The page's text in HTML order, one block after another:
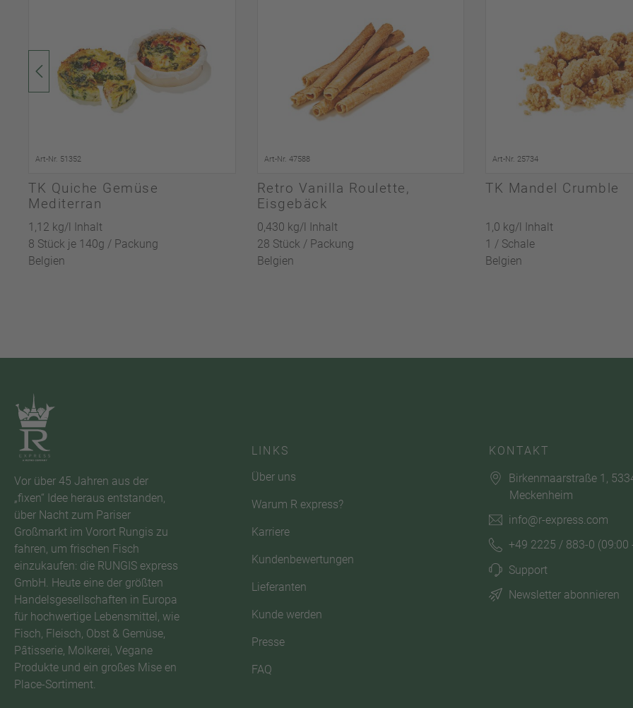
Art-Nr. 51352
TK Quiche Gemüse
Mediterran
1,12 kg/l Inhalt
8 Stück je 140g / Packung
Belgien
Art-Nr. 47588
Retro Vanilla Roulette,
Eisgebäck
0,430 kg/l Inhalt
28 Stück / Packung
Belgien
Art-Nr. 25734
TK Mandel Crumble
1,0 kg/l Inhalt
1 / Schale
Belgien
Vor über 45 Jahren aus der
„fixen“ Idee heraus entstanden,
über Nacht zum Pariser
Großmarkt im Vorort Rungis zu
fahren, um frischen Fisch
einzukaufen: die RUNGIS express
GmbH. Heute eine der größten
Handelsgesellschaften in Europa
für hochwertige Lebensmittel, wie
Fisch, Fleisch, Obst & Gemüse,
Pâtisserie, Molkerei, Vegane
Produkte und ein großes Mise en
Place-Sortiment.
LINKS
Über uns
Warum R express?
Karriere
Kundenbewertungen
Lieferanten
Kunde werden
Presse
FAQ
KONTAKT
Birkenmaarstraße 1,
Meckenheim
info@r-express.com
+49 2225 / 883-0 (09:00
Support
Newsletter abonnieren